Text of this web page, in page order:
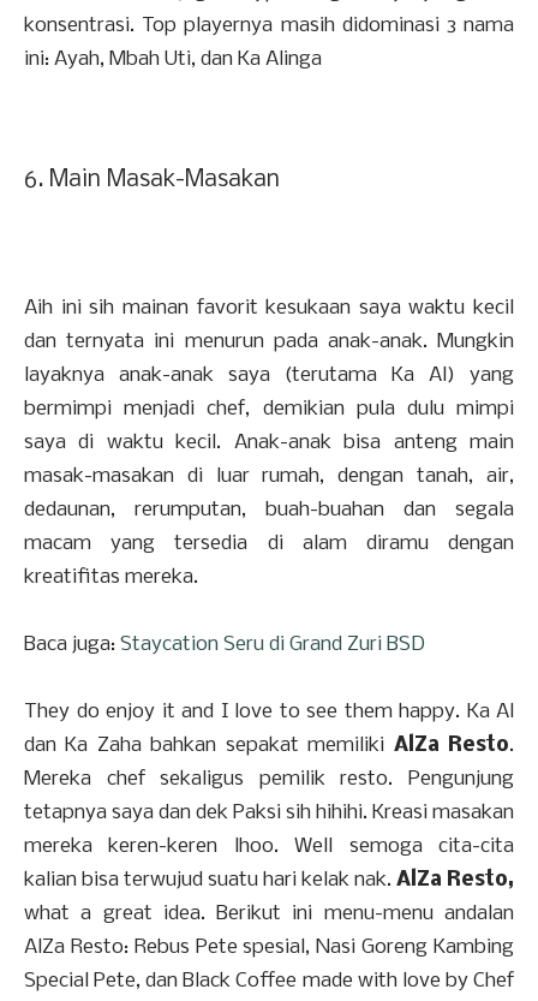
konsentrasi. Top playernya masih didominasi 3 nama
ini: Ayah, Mbah Uti, dan Ka Alinga
6. Main Masak-Masakan
Aih ini sih mainan favorit kesukaan saya waktu kecil
dan ternyata ini menurun pada anak-anak. Mungkin
layaknya anak-anak saya (terutama Ka Al) yang
bermimpi menjadi chef, demikian pula dulu mimpi
saya di waktu kecil. Anak-anak bisa anteng main
masak-masakan di luar rumah, dengan tanah, air,
dedaunan, rerumputan, buah-buahan dan segala
macam yang tersedia di alam diramu dengan
kreatifitas mereka.
Baca juga: Staycation Seru di Grand Zuri BSD
They do enjoy it and I love to see them happy. Ka Al
dan Ka Zaha bahkan sepakat memiliki AlZa Resto.
Mereka chef sekaligus pemilik resto. Pengunjung
tetapnya saya dan dek Paksi sih hihihi. Kreasi masakan
mereka keren-keren lhoo. Well semoga cita-cita
kalian bisa terwujud suatu hari kelak nak. AlZa Resto,
what a great idea. Berikut ini menu-menu andalan
AlZa Resto: Rebus Pete spesial, Nasi Goreng Kambing
Special Pete, dan Black Coffee made with love by Chef